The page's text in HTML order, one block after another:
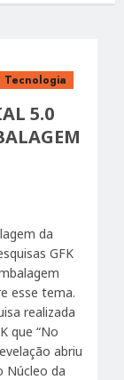
Tecnologia
5.0
da
GFK
esse tema.
realizada
que “No
abriu
Núcleo da